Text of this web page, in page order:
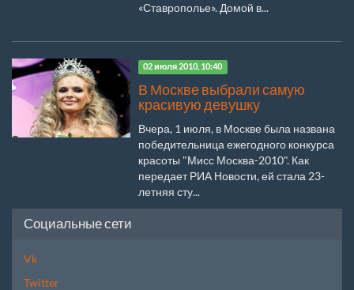
«Ставрополье». Домой в...
02 июля 2010, 10:40
В Москве выбрали самую
красивую девушку
Вчера, 1 июля, в Москве была названа
победительница ежегодного конкурса
красоты "Мисс Москва-2010". Как
передает РИА Новости, ей стала 23-
летняя сту...
Социальные сети
Vk
Twitter